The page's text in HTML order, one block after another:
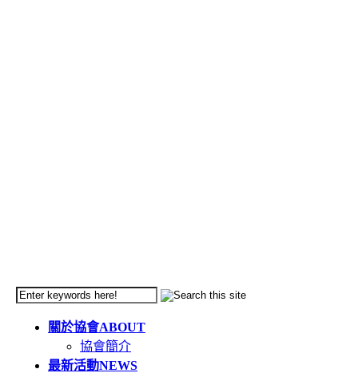
關於協會ABOUT
協會簡介
最新活動NEWS